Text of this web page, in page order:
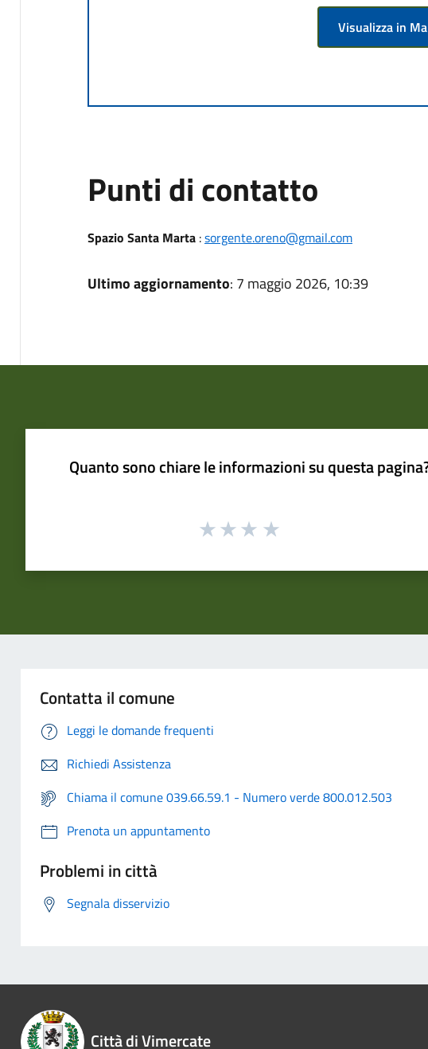
Visualizza in
Punti di contatto
Spazio Santa Marta:sorgente.oreno@gmail.com
Ultimo aggiornamento: 7 maggio 2026, 10:39
Quanto sono chiare le informazioni su questa
Contatta il comune
Leggi le domande frequenti
Richiedi Assistenza
Chiama il comune 039.66.59.1 - Numero verde 800.012.503
Prenota un appuntamento
Problemi in città
Segnala disservizio
Città di Vimercate